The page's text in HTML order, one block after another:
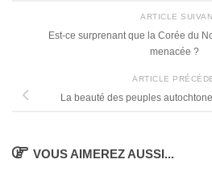
ARTICLE
Est-ce surprenant que la Corée du
menacée ?
ARTICLE
La beauté des peuples
VOUS AIMEREZ AUSSI...